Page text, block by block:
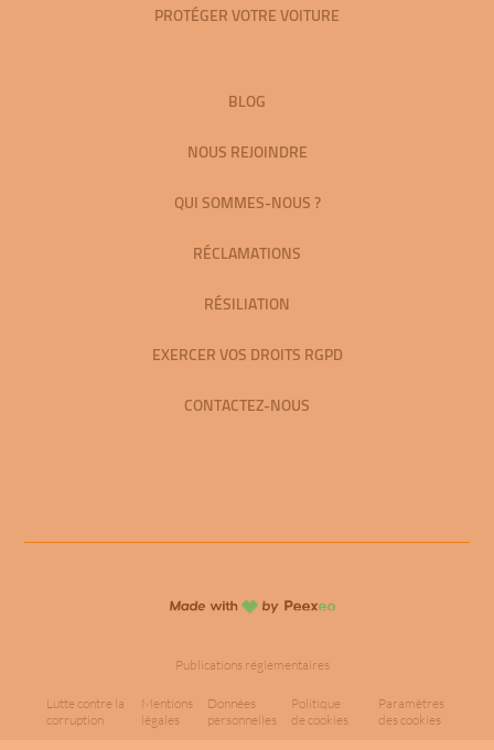
PROTÉGER VOTRE VOITURE
BLOG
NOUS REJOINDRE
QUI SOMMES-NOUS ?
RÉCLAMATIONS
RÉSILIATION
EXERCER VOS DROITS RGPD
CONTACTEZ-NOUS
Publications réglementaires
Lutte contre la
corruption
Mentions
légales
Données
personnelles
Politique
de cookies
Paramètres
des cookies